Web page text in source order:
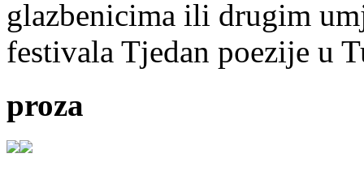
glazbenicima ili drugim
festivala Tjedan poezije u
proza